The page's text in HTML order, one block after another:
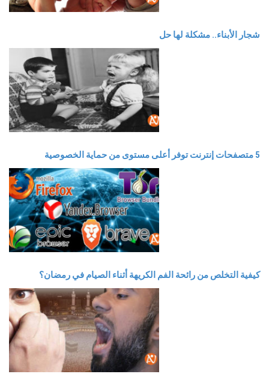
شجار الأبناء.. مشكلة لها حل
5 متصفحات إنترنت توفر أعلى مستوى من حماية الخصوصية
كيفية التخلص من رائحة الفم الكريهة أثناء الصيام‬ في رمضان؟